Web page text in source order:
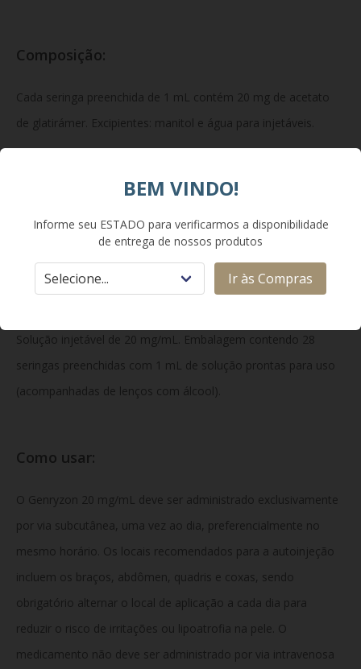
Composição:
Cada seringa preenchida de 1 mL contém 20 mg de acetato
de glatirámer. Excipientes: manitol e água para injetáveis.
Classe Terapêutica:
Agentes imunomoduladores, outros imunoestimulantes.
Apresentação:
Solução injetável de 20 mg/mL. Embalagem contendo 28
seringas preenchidas com 1 mL de solução prontas para uso
(acompanhadas de lenços com álcool).
Como usar:
O Genryzon 20 mg/mL deve ser administrado exclusivamente
por via subcutânea, uma vez ao dia, preferencialmente no
mesmo horário. Os locais recomendados para a autoinjeção
incluem os braços, abdômen, quadris e coxas, sendo
obrigatório alternar o local de aplicação a cada dia para
reduzir o risco de irritações ou lipoatrofia na pele. O
medicamento não deve ser administrado por via intravenosa
BEM VINDO!
Informe seu ESTADO para verificarmos a disponibilidade
de entrega de nossos produtos
Ir às Compras